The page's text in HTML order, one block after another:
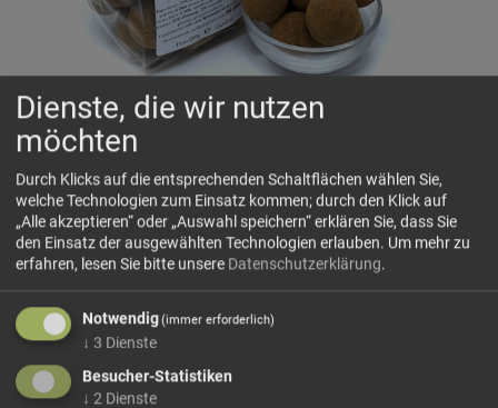
Haselnüsse schokoliert mit Zimt
🌡️ Bei heißen Temperaturen von über 25°C können wir leider
keine Garantie geben, dass die Produkte auf dem
Versandweg unversehrt bleiben und nicht geschmolzen bei
Fein gerösteteHaselnüssetreffen auf zart schmelzende
Schokolade und eine warme Note von Zimt. So entsteht
eine harmonische Nascherei mit nussigem Biss...
Dienste, die wir nutzen
möchten
Durch Klicks auf die entsprechenden Schaltflächen wählen Sie,
welche Technologien zum Einsatz kommen; durch den Klick auf
„Alle akzeptieren“ oder „Auswahl speichern“ erklären Sie, dass Sie
den Einsatz der ausgewählten Technologien erlauben. Um mehr zu
erfahren, lesen Sie bitte unsere Datenschutzerklärung.
Notwendig(immer erforderlich)
↓ 3 Dienste
Besucher-Statistiken
↓ 2 Dienste